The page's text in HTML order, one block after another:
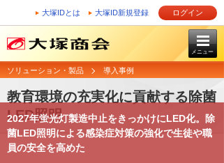
大塚IDとは 大塚ID新規登録 ログイン
メニュー
ソリューション・製品 導入事例
教育環境の充実化に貢献する除菌
LED照明
2027年蛍光灯製造中止をきっかけにLED化。除
菌LED照明による感染症対策の強化で生徒や職
員の安全を高めた